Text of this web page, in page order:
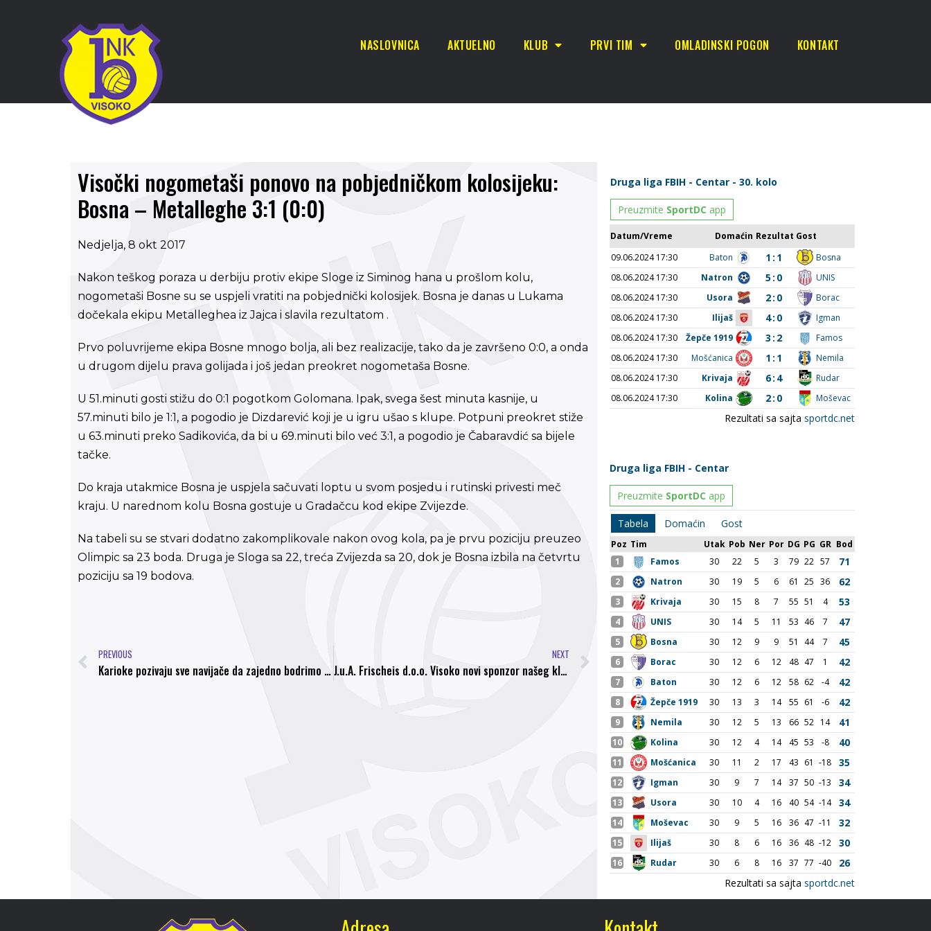
NASLOVNICA AKTUELNO KLUB PRVI TIM OMLADINSKI POGON KONTAKT
Visočki nogometaši ponovo na pobjedničkom kolosijeku:
Bosna – Metalleghe 3:1 (0:0)
Nedjelja, 8 okt 2017
Nakon teškog poraza u derbiju protiv ekipe Sloge iz Siminog hana u prošlom kolu,
nogometaši Bosne su se uspjeli vratiti na pobjednički kolosijek. Bosna je danas u Lukama
dočekala ekipu Metalleghea iz Jajca i slavila rezultatom .
Prvo poluvrijeme ekipa Bosne mnogo bolja, ali bez realizacije, tako da je završeno 0:0, a onda
u drugom dijelu prava golijada i još jedan preokret nogometaša Bosne.
U 51.minuti gosti stižu do 0:1 pogotkom Golomana. Ipak, svega šest minuta kasnije, u
57.minuti bilo je 1:1, a pogodio je Dizdarević koji je u igru ušao s klupe. Potpuni preokret stiže
u 63.minuti preko Sadikovića, da bi u 69.minuti bilo već 3:1, a pogodio je Čabaravdić sa bijele
tačke.
Do kraja utakmice Bosna je uspjela sačuvati loptu u svom posjedu i rutinski privesti meč
kraju. U narednom kolu Bosna gostuje u Gradačcu kod ekipe Zvijezde.
Na tabeli su se stvari dodatno zakomplikovale nakon ovog kola, pa je prvu poziciju preuzeo
Olimpic sa 23 boda. Druga je Sloga sa 22, treća Zvijezda sa 20, dok je Bosna izbila na četvrtu
poziciju sa 19 bodova.
PREVIOUS
Karioke pozivaju sve navijače da zajedno bodrimo naše rukometaše
NEXT
J.u.A. Frischeis d.o.o. Visoko novi sponzor našeg kluba